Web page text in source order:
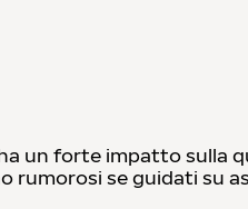
un forte impatto sulla
rumorosi se guidati su